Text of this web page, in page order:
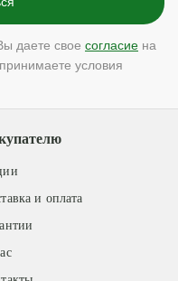
даете свое согласие на
условия
и оплата